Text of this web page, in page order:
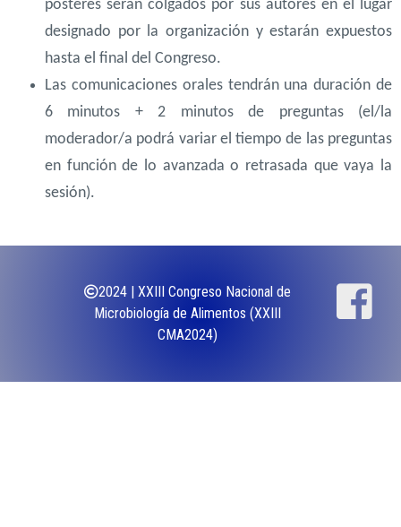
pósteres serán colgados por sus autores en el lugar
designado por la organización y estarán expuestos
hasta el final del Congreso.
Las comunicaciones orales tendrán una duración de
6 minutos + 2 minutos de preguntas (el/la
moderador/a podrá variar el tiempo de las preguntas
en función de lo avanzada o retrasada que vaya la
sesión).
2024 | XXIII Congreso Nacional de
Microbiología de Alimentos (XXIII
CMA2024)